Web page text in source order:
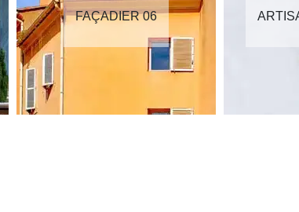
FAÇADIER 06